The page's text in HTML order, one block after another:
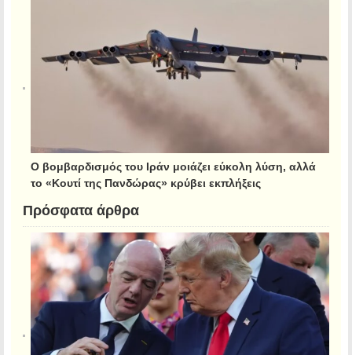
Ο βομβαρδισμός του Ιράν μοιάζει εύκολη λύση, αλλά
το «Κουτί της Πανδώρας» κρύβει εκπλήξεις
Πρόσφατα άρθρα